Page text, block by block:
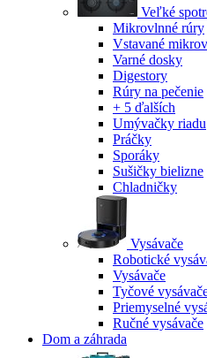
Veľké
Mikrovlnné rúry
Vstavané
Varné dosky
Digestory
Rúry na pečenie
+ 5 ďalších
Umývačky riadu
Práčky
Sporáky
Sušičky bielizne
Chladničky
Vysávače
Robotické
Vysávače
Tyčové
Priemyselné
Ručné vysávače
Dom a záhrada